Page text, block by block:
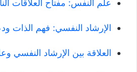
علم النفس: مفتاح العلاقات
الإرشاد النفسي: فهم الذات
العلاقة بين الإرشاد النفسي